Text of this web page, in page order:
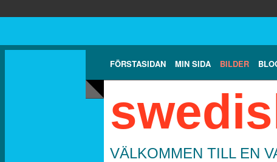
FÖRSTASIDAN MIN SIDA BILDER
VÄLKOMMEN TILL EN